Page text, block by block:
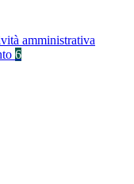
amministrativa
6